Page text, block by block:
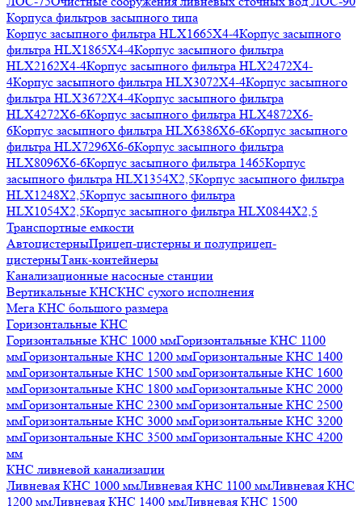
Корпуса фильтров засыпного типа
Корпус засыпного фильтра HLX1665X4-4Корпус засыпного
фильтра HLX1865X4-4Корпус засыпного фильтра
HLX2162X4-4Корпус засыпного фильтра HLX2472X4-
4Корпус засыпного фильтра HLX3072X4-4Корпус засыпного
фильтра HLX3672X4-4Корпус засыпного фильтра
HLX4272X6-6Корпус засыпного фильтра HLX4872X6-
6Корпус засыпного фильтра HLX6386X6-6Корпус засыпного
фильтра HLX7296X6-6Корпус засыпного фильтра
HLX8096X6-6Корпус засыпного фильтра 1465Корпус
засыпного фильтра HLX1354X2,5Корпус засыпного фильтра
HLX1248X2,5Корпус засыпного фильтра
HLX1054X2,5Корпус засыпного фильтра HLX0844X2,5
Транспортные емкости
АвтоцистерныПрицеп-цистерны и полуприцеп-
цистерныТанк-контейнеры
Канализационные насосные станции
Вертикальные КНСКНС сухого исполнения
Мега КНС большого размера
Горизонтальные КНС
Горизонтальные КНС 1000 ммГоризонтальные КНС 1100
ммГоризонтальные КНС 1200 ммГоризонтальные КНС 1400
ммГоризонтальные КНС 1500 ммГоризонтальные КНС 1600
ммГоризонтальные КНС 1800 ммГоризонтальные КНС 2000
ммГоризонтальные КНС 2300 ммГоризонтальные КНС 2500
ммГоризонтальные КНС 3000 ммГоризонтальные КНС 3200
ммГоризонтальные КНС 3500 ммГоризонтальные КНС 4200
мм
КНС ливневой канализации
Ливневая КНС 1000 ммЛивневая КНС 1100 ммЛивневая КНС
1200 ммЛивневая КНС 1400 ммЛивневая КНС 1500